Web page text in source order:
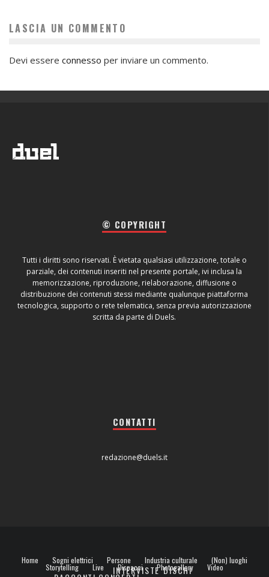
LASCIA UN COMMENTO
Devi essere connesso per inviare un commento.
© COPYRIGHT
Tutti i diritti sono riservati. È vietata qualsiasi utilizzazione, totale o
parziale, dei contenuti inseriti nel presente portale, ivi inclusa la
memorizzazione, riproduzione, rielaborazione, diffusione o
distribuzione dei contenuti stessi mediante qualunque piattaforma
tecnologica, supporto o rete telematica, senza previa autorizzazione
scritta da parte di Duels.
CONTATTI
redazione@duels.it
Home Sogni elettrici Persone
INTERVISTE
Industria culturale
DISCHI
(Non) luoghi
Storytelling Live Dispacci Photogallery Video